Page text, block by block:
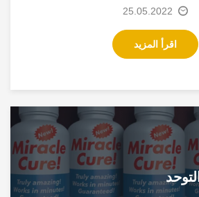
اقرأ المزيد
25.05.2022